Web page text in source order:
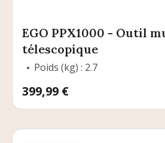
EGO PPX1000 - Outil
télescopique
Poids (kg) : 2.7
Prix
399,99 €